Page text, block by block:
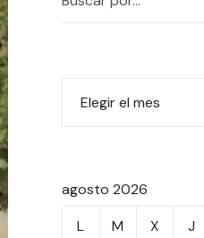
agosto 2026
L
M X J